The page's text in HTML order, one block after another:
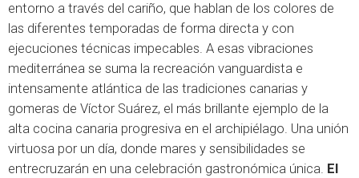
entorno a través del cariño, que hablan de los colores de
las diferentes temporadas de forma directa y con
ejecuciones técnicas impecables. A esas vibraciones
mediterránea se suma la recreación vanguardista e
intensamente atlántica de las tradiciones canarias y
gomeras de Víctor Suárez, el más brillante ejemplo de la
alta cocina canaria progresiva en el archipiélago. Una unión
virtuosa por un día, donde mares y sensibilidades se
entrecruzarán en una celebración gastronómica única. El